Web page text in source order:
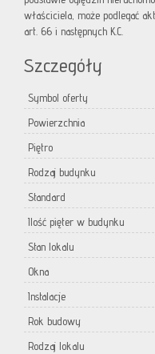
właściciela, może podlegać
art. 66 i następnych K.C.
Szczegóły
Symbol oferty
Powierzchnia
Piętro
Rodzaj budynku
Standard
Ilość pięter w budynku
Stan lokalu
Okna
Instalacje
Rok budowy
Rodzaj lokalu